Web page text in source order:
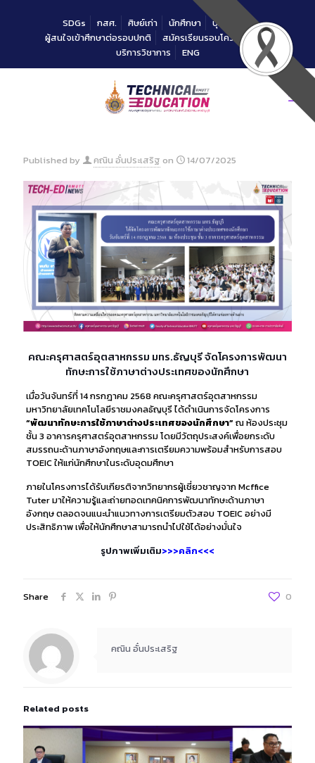
SDGs กสศ. ศิษย์เก่า นักศึกษา
บุคลากร
ผู้สนใจเข้าศึกษาต่อรอบปกติ
สมัครเรียนรอบโควตาคณะ
บริการวิชาการ
ENG
Published by คณิน อั๋นประเสริฐ on 14/07/2025
คณะครุศาสตร์อุตสาหกรรม มทร.ธัญบุรี จัดโครงการพัฒนา
ทักษะการใช้ภาษาต่างประเทศของนักศึกษา
เมื่อวันจันทร์ที่ 14 กรกฎาคม 2568 คณะครุศาสตร์อุตสาหกรรม
มหาวิทยาลัยเทคโนโลยีราชมงคลธัญบุรี ได้ดำเนินการจัดโครงการ
“พัฒนาทักษะการใช้ภาษาต่างประเทศของนักศึกษา”ณ ห้องประชุม
ชั้น 3 อาคารครุศาสตร์อุตสาหกรรม โดยมีวัตถุประสงค์เพื่อยกระดับ
สมรรถนะด้านภาษาอังกฤษและการเตรียมความพร้อมสำหรับการสอบ
TOEIC ให้แก่นักศึกษาในระดับอุดมศึกษา
ภายในโครงการได้รับเกียรติจากวิทยากรผู้เชี่ยวชาญจาก Mcffice
Tuter มาให้ความรู้และถ่ายทอดเทคนิคการพัฒนาทักษะด้านภาษา
อังกฤษ ตลอดจนแนะนำแนวทางการเตรียมตัวสอบ TOEIC อย่างมี
ประสิทธิภาพ เพื่อให้นักศึกษาสามารถนำไปใช้ได้อย่างมั่นใจ
รูปภาพเพิ่มเติม>>>คลิก<<<
Share 0
คณิน อั๋นประเสริฐ
Related posts